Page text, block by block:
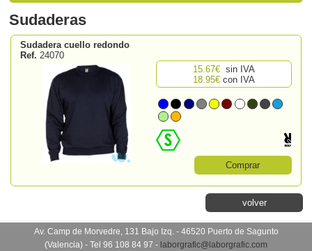
Sudaderas
Sudadera cuello redondo
Ref. 24070
15.67€ sin IVA
18.95€ con IVA
Comprar
volver
Av. Camp de Morvedre, 131 Bajo Izq. - 46520 Puerto de Sagunto
(Valencia) - Tel 96 108 84 97 - laborgrafic@laborgrafic.com